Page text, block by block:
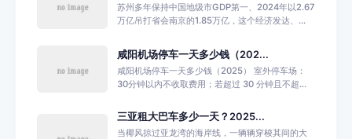
苏州多年保持中国地级市GDP第一、2024年以2.67
万亿吊打省会南京的1.85万亿，这个经济发达、...
咸阳机场停车一天多少钱（202...
咸阳机场停车一天多少钱（2025） 室外停车场：
30分钟以内不收取费用；若超过 30 分钟且不超...
三亚租大巴车多少一天？2025...
当椰风掠过亚龙湾的海岸线，一辆辆穿梭其间的大